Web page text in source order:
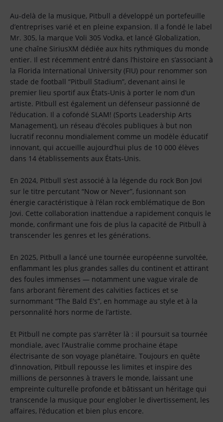
Au-delà de la musique, Pitbull a développé un portefeuille
d’entreprises varié et en pleine expansion. Il a fondé le label
Mr. 305, la marque Voli 305 Vodka, et lancé Globalization,
une chaîne SiriusXM dédiée aux hits rythmiques du monde
entier. Il est récemment entré dans l’histoire en s’associant à
la Florida International University (FIU) pour renommer son
stade de football “Pitbull Stadium”, devenant ainsi le
premier lieu sportif aux États-Unis à porter le nom d’un
artiste. Pitbull est également un défenseur passionné de
l’éducation. Il a cofondé SLAM! (Sports Leadership Arts
Management), un réseau d’écoles publiques à but non
lucratif reconnu mondialement comme un modèle éducatif
innovant, qui accueille aujourd’hui plus de 10 000 élèves
dans 14 établissements aux États-Unis.
En 2024, Pitbull s’est associé à la légende du rock Bon Jovi
sur le titre percutant “Now or Never”, fusionnant son
énergie caractéristique à l’élan rock emblématique de Bon
Jovi. Cette collaboration inattendue a rapidement conquis le
monde, confirmant une fois de plus la capacité de Pitbull à
transcender les genres et les générations.
En 2025, Pitbull a lancé une tournée européenne survoltée,
enflammant les plus grandes salles du continent et attirant
des foules immenses — notamment une vague virale de
fans arborant fièrement des calvities factices et se
surnommant “The Bald E’s”, en hommage au style et à la
personnalité hors norme de l’artiste.
Et Pitbull ne compte pas s'arrêter là : il poursuit sa tournée
mondiale, avec l’Australie comme prochaine étape
électrisante de son voyage planétaire. Toujours en quête
d’innovation, Pitbull repousse les limites et inspire des
millions de personnes à travers le monde, laissant une
empreinte culturelle profonde et bâtissant un héritage qui
transcende la musique pour englober le divertissement, les
affaires, l’éducation et bien plus encore.